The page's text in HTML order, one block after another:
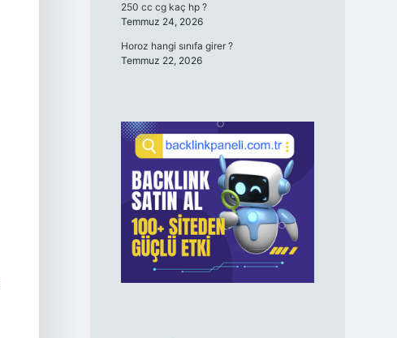
250 cc cg kaç hp ?
Temmuz 24, 2026
Horoz hangi sınıfa girer ?
Temmuz 22, 2026